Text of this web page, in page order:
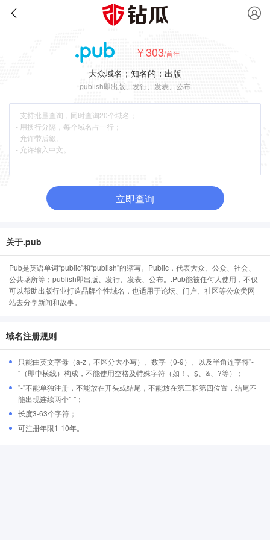
￥303/首年
大众域名；知名的；出版
publish即出版、发行、发表、公布
立即查询
关于.pub
Pub是英语单词“public”和“publish”的缩写。Public，代表大众、公众、社会、
公共场所等；publish即出版、发行、发表、公布。.Pub能被任何人使用，不仅
可以帮助出版行业打造品牌个性域名，也适用于论坛、门户、社区等公众类网
站去分享新闻和故事。
域名注册规则
只能由英文字母（a-z，不区分大小写）、数字（0-9）、以及半角连字符"-
"（即中横线）构成，不能使用空格及特殊字符（如！、$、&、?等）；
"-"不能单独注册，不能放在开头或结尾，不能放在第三和第四位置，结尾不
能出现连续两个"-"；
长度3-63个字符；
可注册年限1-10年。